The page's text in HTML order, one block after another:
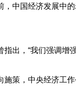
国经济发展中的
，“我们强调增强
，中央经济工作